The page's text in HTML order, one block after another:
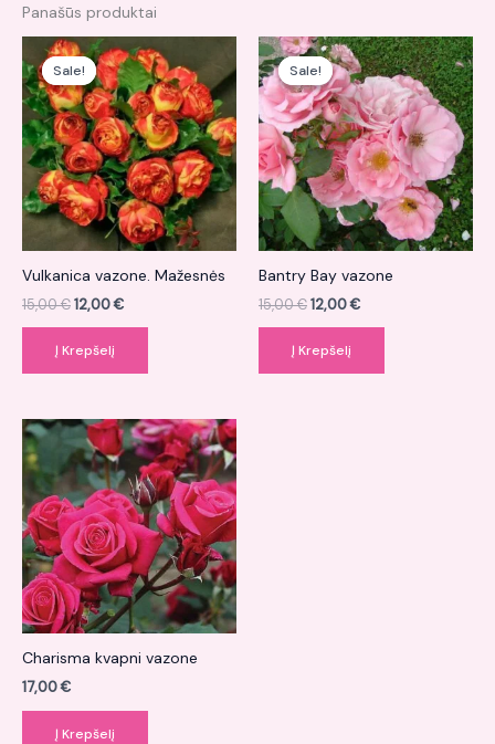
Panašūs produktai
Sale!
Sale!
Vulkanica vazone. Mažesnės
15,00€
Original
price
was:
15,00 €.
12,00€
Current
price
is:
12,00 €.
Į Krepšelį
Sale!
Sale!
Bantry Bay vazone
15,00€
Original
price
was:
15,00 €.
12,00€
Current
price
is:
12,00 €.
Į Krepšelį
Charisma kvapni vazone
17,00€
Į Krepšelį